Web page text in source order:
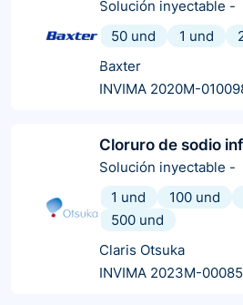
Solución inyectable -
50 und
1 und
Baxter
INVIMA 2020M-
Cloruro de sodio
Solución inyectable -
1 und
100 und
500 und
Claris Otsuka
INVIMA 2023M-